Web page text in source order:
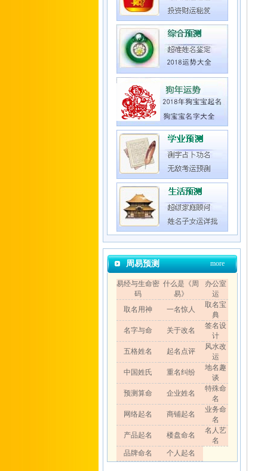
周易预测 more
易经与生命密
码
什么是《周
易》
办公室
运
取名用神
一名惊人
取名宝
典
名字与命
关于改名
签名设
计
五格姓名
起名点评
风水改
运
中国姓氏
重名纠纷
地名趣
谈
预测算命
企业姓名
特殊命
名
网络起名
商铺起名
业务命
名
产品起名
楼盘命名
名人艺
名
品牌命名
个人起名